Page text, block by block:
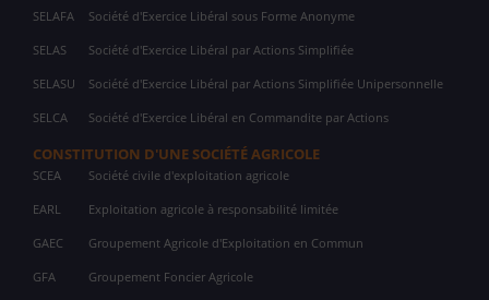
SELAFA Société d'Exercice Libéral sous Forme Anonyme
SELAS Société d'Exercice Libéral par Actions Simplifiée
SELASU Société d'Exercice Libéral par Actions Simplifiée Unipersonnelle
SELCA Société d'Exercice Libéral en Commandite par Actions
CONSTITUTION D'UNE SOCIÉTÉ AGRICOLE
SCEA Société civile d'exploitation agricole
EARL Exploitation agricole à responsabilité limitée
GAEC Groupement Agricole d'Exploitation en Commun
GFA Groupement Foncier Agricole